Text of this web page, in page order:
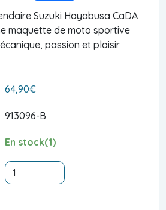
Suzuki Hayabusa CaDA
maquette de moto sportive
passion et plaisir
64,90€
913096-B
En stock(1)